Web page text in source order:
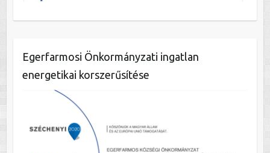
Egerfarmosi Önkormányzati ingatlan
energetikai korszerűsítése